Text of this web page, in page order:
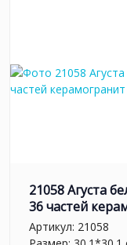
21058 Агуста
36 частей
Артикул: 21058